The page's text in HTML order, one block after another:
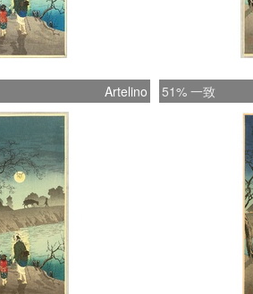
Artelino 51% 一致